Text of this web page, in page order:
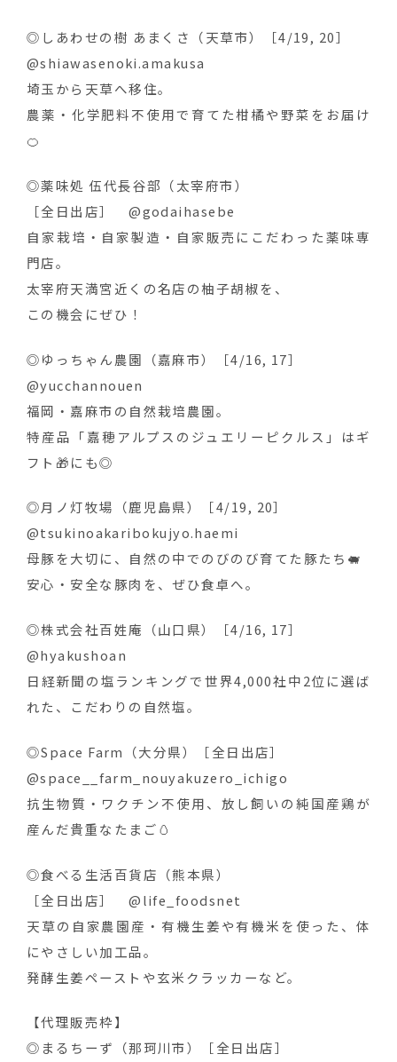
◎しあわせの樹 あまくさ（天草市）［4/19, 20］
@shiawasenoki.amakusa
埼玉から天草へ移住。
農薬・化学肥料不使用で育てた柑橘や野菜をお届け
🍊
◎薬味処 伍代長谷部（太宰府市）
［全日出店］ @godaihasebe
自家栽培・自家製造・自家販売にこだわった薬味専
門店。
太宰府天満宮近くの名店の柚子胡椒を、
この機会にぜひ！
◎ゆっちゃん農園（嘉麻市）［4/16, 17］
@yucchannouen
福岡・嘉麻市の自然栽培農園。
特産品「嘉穂アルプスのジュエリーピクルス」はギ
フト🎁にも◎
◎月ノ灯牧場（鹿児島県）［4/19, 20］
@tsukinoakaribokujyo.haemi
母豚を大切に、自然の中でのびのび育てた豚たち🐖
安心・安全な豚肉を、ぜひ食卓へ。
◎株式会社百姓庵（山口県）［4/16, 17］
@hyakushoan
日経新聞の塩ランキングで世界4,000社中2位に選ば
れた、こだわりの自然塩。
◎Space Farm（大分県）［全日出店］
@space__farm_nouyakuzero_ichigo
抗生物質・ワクチン不使用、放し飼いの純国産鶏が
産んだ貴重なたまご🥚
◎食べる生活百貨店（熊本県）
［全日出店］ @life_foodsnet
天草の自家農園産・有機生姜や有機米を使った、体
にやさしい加工品。
発酵生姜ペーストや玄米クラッカーなど。
【代理販売枠】
◎まるちーず（那珂川市）［全日出店］